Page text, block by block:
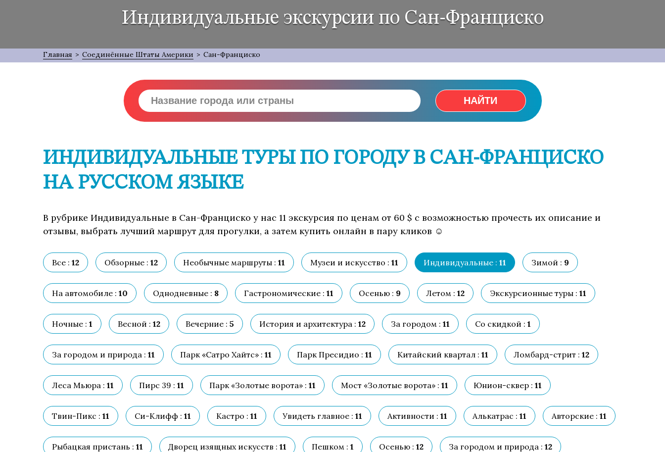
Индивидуальные экскурсии по Сан-Франциско
Главная > Соединённые Штаты Америки > Сан-Франциско
НАЙТИ
ИНДИВИДУАЛЬНЫЕ ТУРЫ ПО ГОРОДУ В САН-ФРАНЦИСКО
НА РУССКОМ ЯЗЫКЕ
В рубрике Индивидуальные в Сан-Франциско у нас 11 экскурсия по ценам от 60 $ с возможностью прочесть их описание и
отзывы, выбрать лучший маршрут для прогулки, а затем купить онлайн в пару кликов ☺
Все : 12 Обзорные : 12 Необычные маршруты : 11 Музеи и искусство : 11 Индивидуальные : 11 Зимой : 9
На автомобиле : 10 Однодневные : 8 Гастрономические : 11 Осенью : 9 Летом : 12 Экскурсионные туры : 11
Ночные : 1 Весной : 12 Вечерние : 5 История и архитектура : 12 За городом : 11 Со скидкой : 1
За городом и природа : 11 Парк «Сатро Хайтс» : 11 Парк Пресидио : 11 Китайский квартал : 11 Ломбард-стрит : 12
Леса Мьюра : 11 Пирс 39 : 11 Парк «Золотые ворота» : 11 Мост «Золотые ворота» : 11 Юнион-сквер : 11
Твин-Пикс : 11 Си-Клифф : 11 Кастро : 11 Увидеть главное : 11 Активности : 11 Алькатрас : 11 Авторские : 11
Рыбацкая пристань : 11 Дворец изящных искусств : 11 Пешком : 1 Осенью : 12 За городом и природа : 12